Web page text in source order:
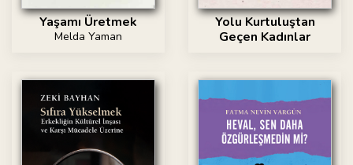
Yaşamı Üretmek
Melda Yaman
Yolu Kurtuluştan
Geçen Kadınlar